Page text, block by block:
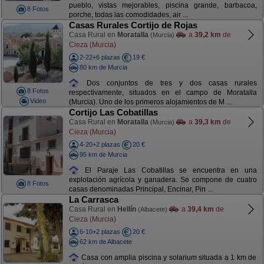
8 Fotos
pueblo, vistas mejorables, piscina grande, barbacoa,
porche, todas las comodidades, air ...
8 Fotos
Video
Casas Rurales Cortijo de Rojas
Casa Rural en Moratalla (Murcia) a 39,2 km de
Cieza (Murcia)
2-22+6 plazas
19 €
80 km de Murcia
Dos conjuntos de tres y dos casas rurales
respectivamente, situados en el campo de Moratalla
(Murcia). Uno de los primeros alojamientos de M ...
8 Fotos
Cortijo Las Cobatillas
Casa Rural en Moratalla (Murcia) a 39,3 km de
Cieza (Murcia)
4-20+2 plazas
20 €
95 km de Murcia
El Paraje Las Cobatillas se encuentra en una
explotación agrícola y ganadera. Se compone de cuatro
casas denominadas Principal, Encinar, Pin ...
La Carrasca
Casa Rural en Hellín (Albacete) a 39,4 km de
Cieza (Murcia)
6-10+2 plazas
20 €
62 km de Albacete
Casa con amplia piscina y solarium situada a 1 km de